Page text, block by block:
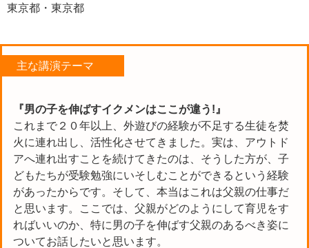
東京都・東京都
主な講演テーマ
『男の子を伸ばすイクメンはここが違う!』
これまで２０年以上、外遊びの経験が不足する生徒を焚
火に連れ出し、活性化させてきました。実は、アウトド
アへ連れ出すことを続けてきたのは、そうした方が、子
どもたちが受験勉強にいそしむことができるという経験
があったからです。そして、本当はこれは父親の仕事だ
と思います。ここでは、父親がどのようにして育児をす
ればいいのか、特に男の子を伸ばす父親のあるべき姿に
ついてお話したいと思います。